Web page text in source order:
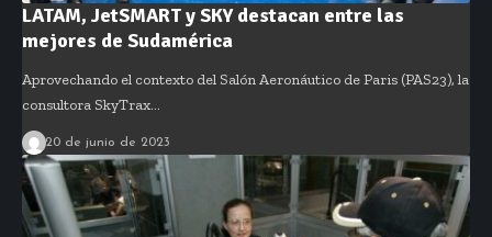
LATAM, JetSMART y SKY destacan entre las
mejores de Sudamérica
Aprovechando el contexto del Salón Aeronáutico de Paris (PAS23), la
consultora SkyTrax…
20 de junio de 2023